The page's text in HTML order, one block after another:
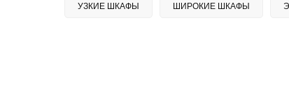
УЗКИЕ ШКАФЫ ШИРОКИЕ ШКАФЫ